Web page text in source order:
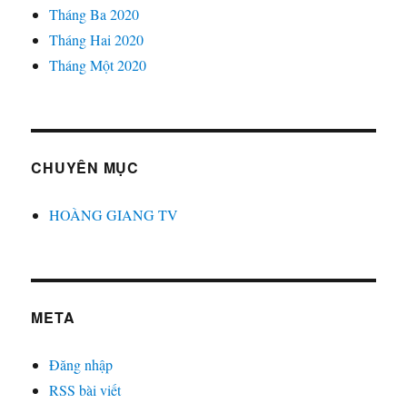
Tháng Ba 2020
Tháng Hai 2020
Tháng Một 2020
CHUYÊN MỤC
HOÀNG GIANG TV
META
Đăng nhập
RSS bài viết